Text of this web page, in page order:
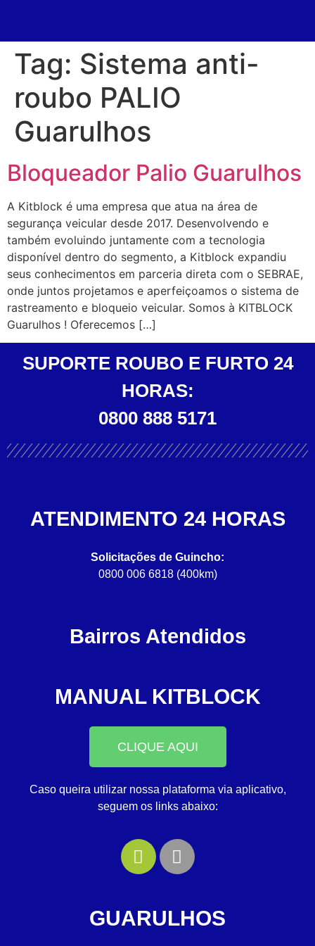
Tag: Sistema anti-
roubo PALIO
Guarulhos
Bloqueador Palio Guarulhos
A Kitblock é uma empresa que atua na área de
segurança veicular desde 2017. Desenvolvendo e
também evoluindo juntamente com a tecnologia
disponível dentro do segmento, a Kitblock expandiu
seus conhecimentos em parceria direta com o SEBRAE,
onde juntos projetamos e aperfeiçoamos o sistema de
rastreamento e bloqueio veicular. Somos à KITBLOCK
Guarulhos ! Oferecemos […]
SUPORTE ROUBO E FURTO 24
HORAS:
0800 888 5171
ATENDIMENTO 24 HORAS
Solicitações de Guincho:
0800 006 6818 (400km)
Bairros Atendidos
MANUAL KITBLOCK
CLIQUE AQUI
Caso queira utilizar nossa plataforma via aplicativo,
seguem os links abaixo:
GUARULHOS